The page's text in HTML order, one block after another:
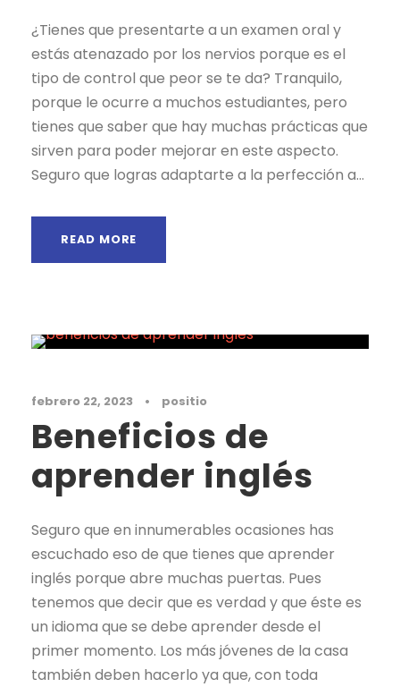
¿Tienes que presentarte a un examen oral y
estás atenazado por los nervios porque es el
tipo de control que peor se te da? Tranquilo,
porque le ocurre a muchos estudiantes, pero
tienes que saber que hay muchas prácticas que
sirven para poder mejorar en este aspecto.
Seguro que logras adaptarte a la perfección a...
READ MORE
febrero 22, 2023 • positio
Beneficios de
aprender inglés
Seguro que en innumerables ocasiones has
escuchado eso de que tienes que aprender
inglés porque abre muchas puertas. Pues
tenemos que decir que es verdad y que éste es
un idioma que se debe aprender desde el
primer momento. Los más jóvenes de la casa
también deben hacerlo ya que, con toda